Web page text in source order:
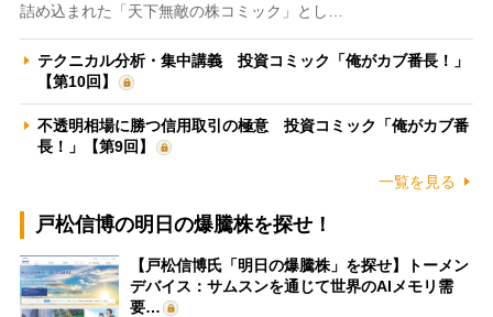
詰め込まれた「天下無敵の株コミック」とし…
テクニカル分析・集中講義 投資コミック「俺がカブ番長！」
【第10回】
不透明相場に勝つ信用取引の極意 投資コミック「俺がカブ番
長！」【第9回】
一覧を見る
戸松信博の明日の爆騰株を探せ！
【戸松信博氏「明日の爆騰株」を探せ】トーメン
デバイス：サムスンを通じて世界のAIメモリ需
要…